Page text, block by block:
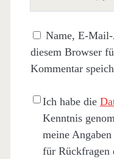
erforderlich)
Name, E-Mail-
diesem Browser
Kommentar
Ich habe die
Kenntnis
meine
für Rückfragen